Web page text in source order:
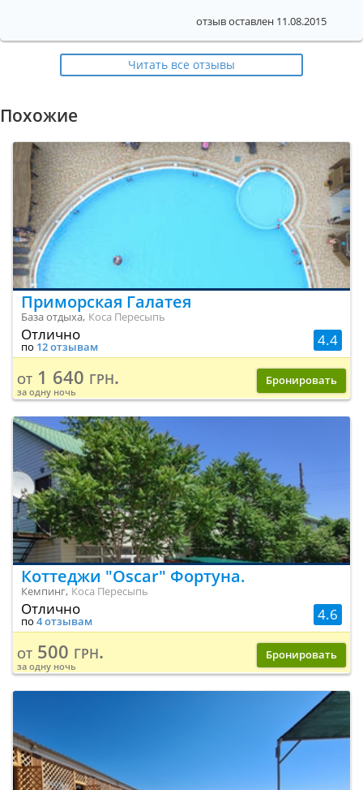
отзыв оставлен 11.08.2015
Читать все отзывы
Похожие
Приморская Галатея
База отдыха, Коса Пересыпь
4.4
Отлично
по 12 отзывам
от 1 640 грн.
за одну ночь
Бронировать
Коттеджи "Oscar" Фортуна.
Кемпинг, Коса Пересыпь
4.6
Отлично
по 4 отзывам
от 500 грн.
за одну ночь
Бронировать